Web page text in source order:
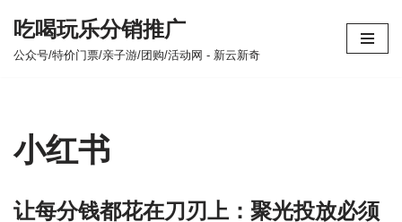
跳
吃喝玩乐分销推广
公众号/特价门票/亲子游/团购/活动网 - 新云新奇
小红书
让每分钱都花在刀刃上：聚光投放必须